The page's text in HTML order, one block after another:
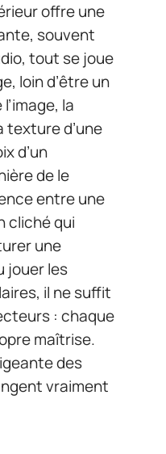
offre une
souvent
tout se joue
loin d’être un
la
texture d’une
d’un
de le
entre une
cliché qui
une
jouer les
il ne suffit
: chaque
maîtrise.
des
vraiment